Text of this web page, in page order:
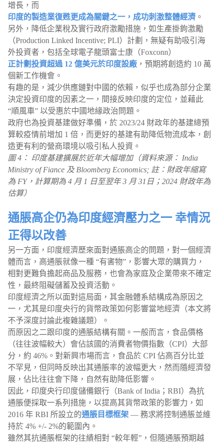
增長，而
印度的製造業復甦更成為關鍵之一，成功刺激整體經濟 。
另外，降低企業稅及實行政府激勵措施，如生產掛鉤激勵
（Production Linked Incentive; PLI）計劃，無疑有助吸引海
外投資者，包括全球電子龍頭富士康（Foxconn）
正計劃投資超過 12 億美元於印度設廠 ，預期將創造約 10 萬
個新工作機會。
有趣的是，減少供應鏈對中國的依賴，似乎也成為部分企業
決定投資印度的因素之一，間接反映印度的定位，並藉此
“順風車” 以受惠於中國地緣政治問題。
政府也為投資基建做好準備，於 2023/24 財政年的基建總預
算較疫情前增加 1 倍，而更好的基建有助降低物流成本，創
造更有利的營商環境以吸引私人投資。
圖 4： 印度基建擴展於近年大幅增加（資料來源： India
Ministry of Fiance 及 Bloomberg Economics; 註：財政年縮寫
為 FY，計算期為 4 月 1 日至翌年 3 月 31日；2024 財政年為
估算）
通脹高企仍為印度經濟壓力之一 幸情況
正得以改善
另一方面，印度經濟歷來面對通脹高企的問題，對一個經濟
體而言，高通脹就像一種 “有害物”，影響大眾的購買力，
相對更難負擔起商品及服務，也會為家庭及企業帶來不確定
性，最終阻礙儲蓄及投資活動。
印度經濟之所以面對這局面，其金融體系結構成為原因之
一，尤其是印度央行的貨幣政策如何影響當地經濟（本文將
不予深度討論此複雜議題）。
而原因之二跟印度的通脹結構有關。一般而言，食品價格
（往往波幅較大）會佔該國的消費者物價指數（CPI）大部
分，約 46%。對新興市場而言，食品於 CPI 佔高百分比並
不罕見，但同時反映出其通脹率的波幅更大，然而隨經濟發
展，佔比往往會下降，自然有助降低影響。
因此，印度央行印度儲備銀行（Bank of India；RBI）為抗
通脹便採取一系列措施，以提高其貨幣政策的影響力，如
2016 年 RBI 所設立的通脹目標框架 — 務求將控制通脹並維
持於 4% +/- 2%的範圍內。
雖然其抗通脹框架的往績相對 “較年輕”，但隨通脹預期越